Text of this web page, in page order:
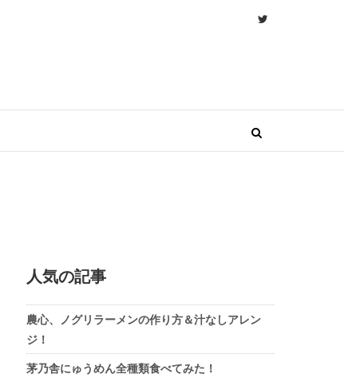
人気の記事
農心、ノグリラーメンの作り方＆汁なしアレン
ジ！
茅乃舎にゅうめん全種類食べてみた！